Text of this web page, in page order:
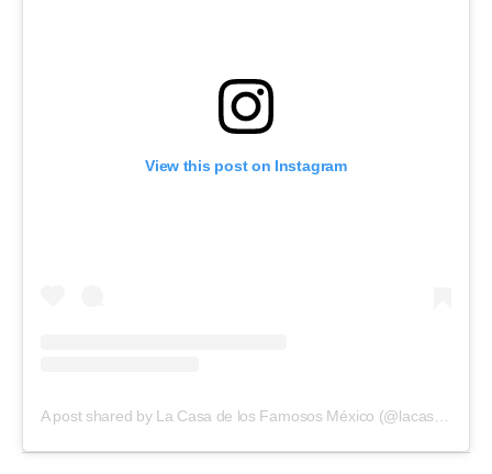
View this post on Instagram